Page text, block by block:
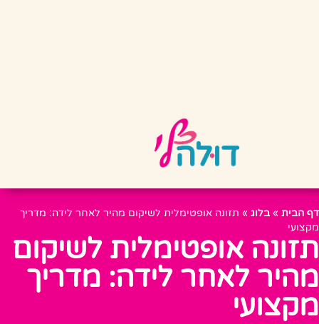
דף הבית » בלוג » תזונה אופטימלית לשיקום מהיר לאחר לידה: מדריך
מקצועי
תזונה אופטימלית לשיקום
מהיר לאחר לידה: מדריך
מקצועי